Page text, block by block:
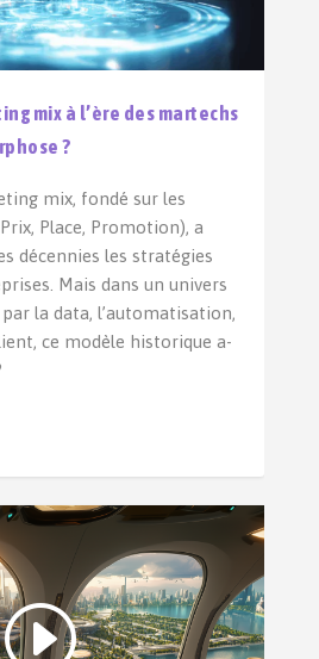
mix à l’ère des martechs
?
mix, fondé sur les
Place, Promotion), a
décennies les stratégies
Mais dans un univers
la data, l’automatisation,
ce modèle historique a-